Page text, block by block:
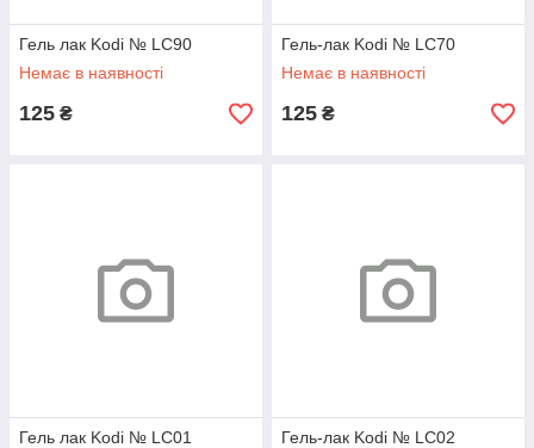
Гель лак Kodi № LC90
Немає в наявності
125 ₴
Гель-лак Kodi № LC70
Немає в наявності
125 ₴
Гель лак Kodi № LC01
Гель-лак Kodi № LC02